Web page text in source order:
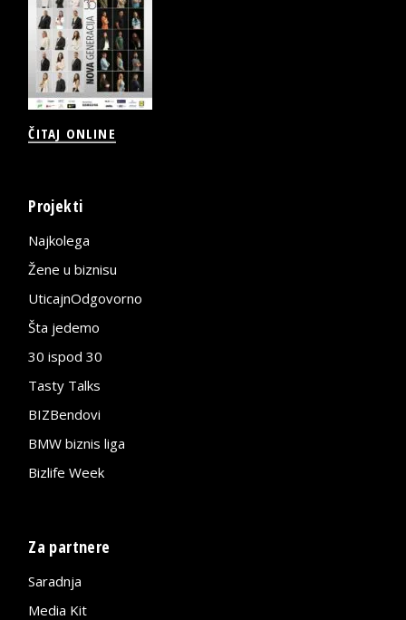
ČITAJ ONLINE
Projekti
Najkolega
Žene u biznisu
UticajnOdgovorno
Šta jedemo
30 ispod 30
Tasty Talks
BIZBendovi
BMW biznis liga
Bizlife Week
Za partnere
Saradnja
Media Kit